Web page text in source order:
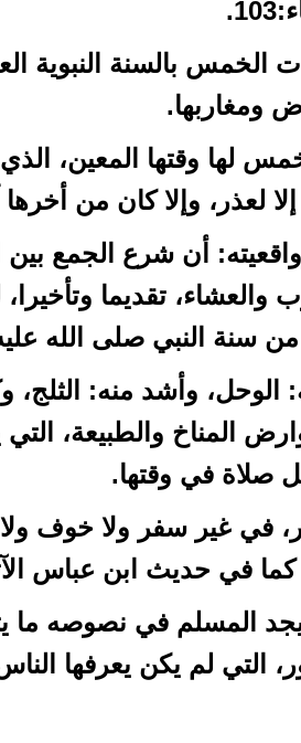
بالسنة النبوية
ومغاربها.
لها وقتها المعين، الذي
لعذر، وإلا كان من أخرها
أن شرع الجمع بين
والعشاء، تقديما
سنة النبي صلى الله
الوحل، وأشد منه: الثلج،
المناخ والطبيعة، التي
صلاة في وقتها.
في غير سفر ولا خوف
كما في حديث ابن عباس
المسلم في نصوصه ما
التي لم يكن يعرفها